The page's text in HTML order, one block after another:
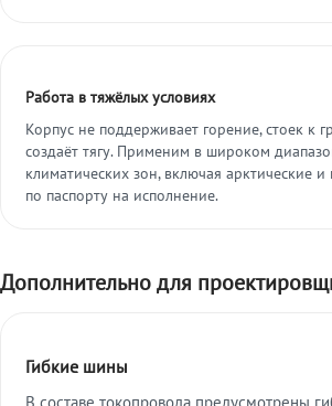
Работа в тяжёлых условиях
Корпус не поддерживает горение, стоек к
создаёт тягу. Применим в широком
климатических зон, включая арктические
по паспорту на исполнение.
Дополнительно для
Гибкие шины